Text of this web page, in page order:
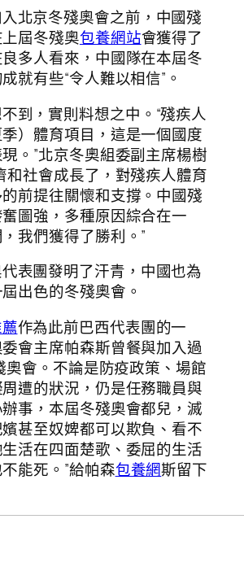
北京冬殘奧會之前，中國殘
屆冬殘奧包養網站會獲得了
多人看來，中國隊在本屆冬
就有些“令人難以相信”。
到，實則料想之中。“殘疾人
）體育項目，這是一個國度
。”北京冬奧組委副主席楊樹
和社會成長了，對殘疾人體育
前提往關懷和支撐。中國殘
圖強，多種原因綜合在一
我們獲得了勝利。”
表團發明了汗青，中國也為
出色的冬殘奧會。
作為此前巴西代表團的一
會主席帕森斯曾餐與加入過
奧會。不論是防疫政策、場館
遭的狀況，仍是任務職員與
事，本屆冬殘奧會都兒，滅
甚至奴婢都可以欺負、看不
活在四面楚歌、委屈的生活
能死。”給帕森包養網斯留下